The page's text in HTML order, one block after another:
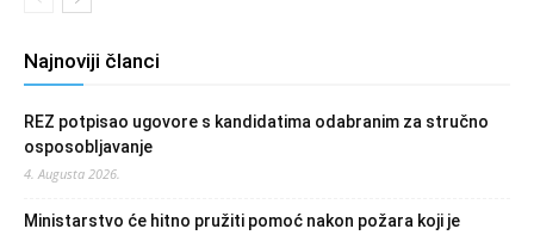
Najnoviji članci
REZ potpisao ugovore s kandidatima odabranim za stručno
osposobljavanje
4. Augusta 2026.
Ministarstvo će hitno pružiti pomoć nakon požara koji je